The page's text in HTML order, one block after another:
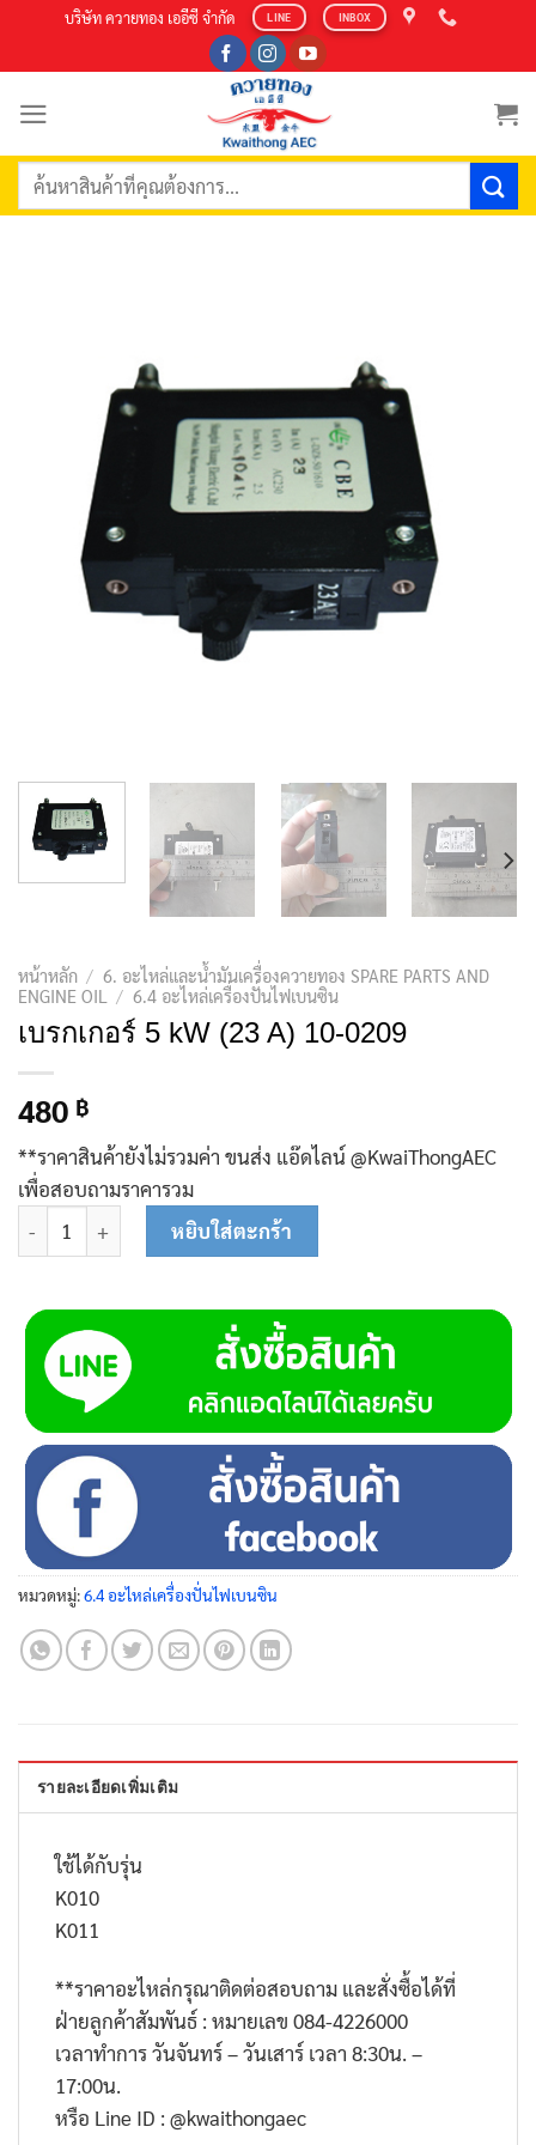
content
บริษัท ควายทอง เออีซี จำกัด LINE INBOX
ค้นหา:
หน้าหลัก / 6. อะไหล่และน้ำมันเครื่องควายทอง SPARE PARTS AND
ENGINE OIL
/ 6.4 อะไหล่เครื่องปั่นไฟเบนซิน
เบรกเกอร์ 5 kW (23 A) 10-0209
480 ฿
**ราคาสินค้ายังไม่รวมค่า ขนส่ง แอ๊ดไลน์ @KwaiThongAEC
เพื่อสอบถามราคารวม
จำนวน เบรกเกอร์ 5 kW (23 A) 10-0209 ชิ้น
หยิบใส่ตะกร้า
หมวดหมู่:6.4 อะไหล่เครื่องปั่นไฟเบนซิน
รายละเอียดเพิ่มเติม
ใช้ได้กับรุ่น
K010
K011
**ราคาอะไหล่กรุณาติดต่อสอบถาม และสั่งซื้อได้ที่
ฝ่ายลูกค้าสัมพันธ์ : หมายเลข 084-4226000
เวลาทำการ วันจันทร์ – วันเสาร์ เวลา 8:30น. –
17:00น.
หรือ Line ID : @kwaithongaec